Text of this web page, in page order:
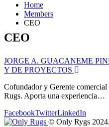
Home
Members
CEO
CEO
JORGE A. GUACANEME
Y DE PROYECTOS
Cofundador y Gerente
Rugs. Aporta una experiencia…
FacebookTwitterLinkedIn
© Only Rygs